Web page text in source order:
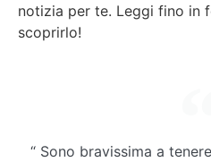
notizia per te. Leggi fino in
scoprirlo!
“ Sono bravissima a